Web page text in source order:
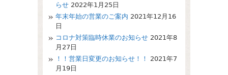
らせ 2022年1月25日
年末年始の営業のご案内 2021年12月16
日
コロナ対策臨時休業のお知らせ 2021年8
月27日
！！営業日変更のお知らせ！！
2021年7
月19日